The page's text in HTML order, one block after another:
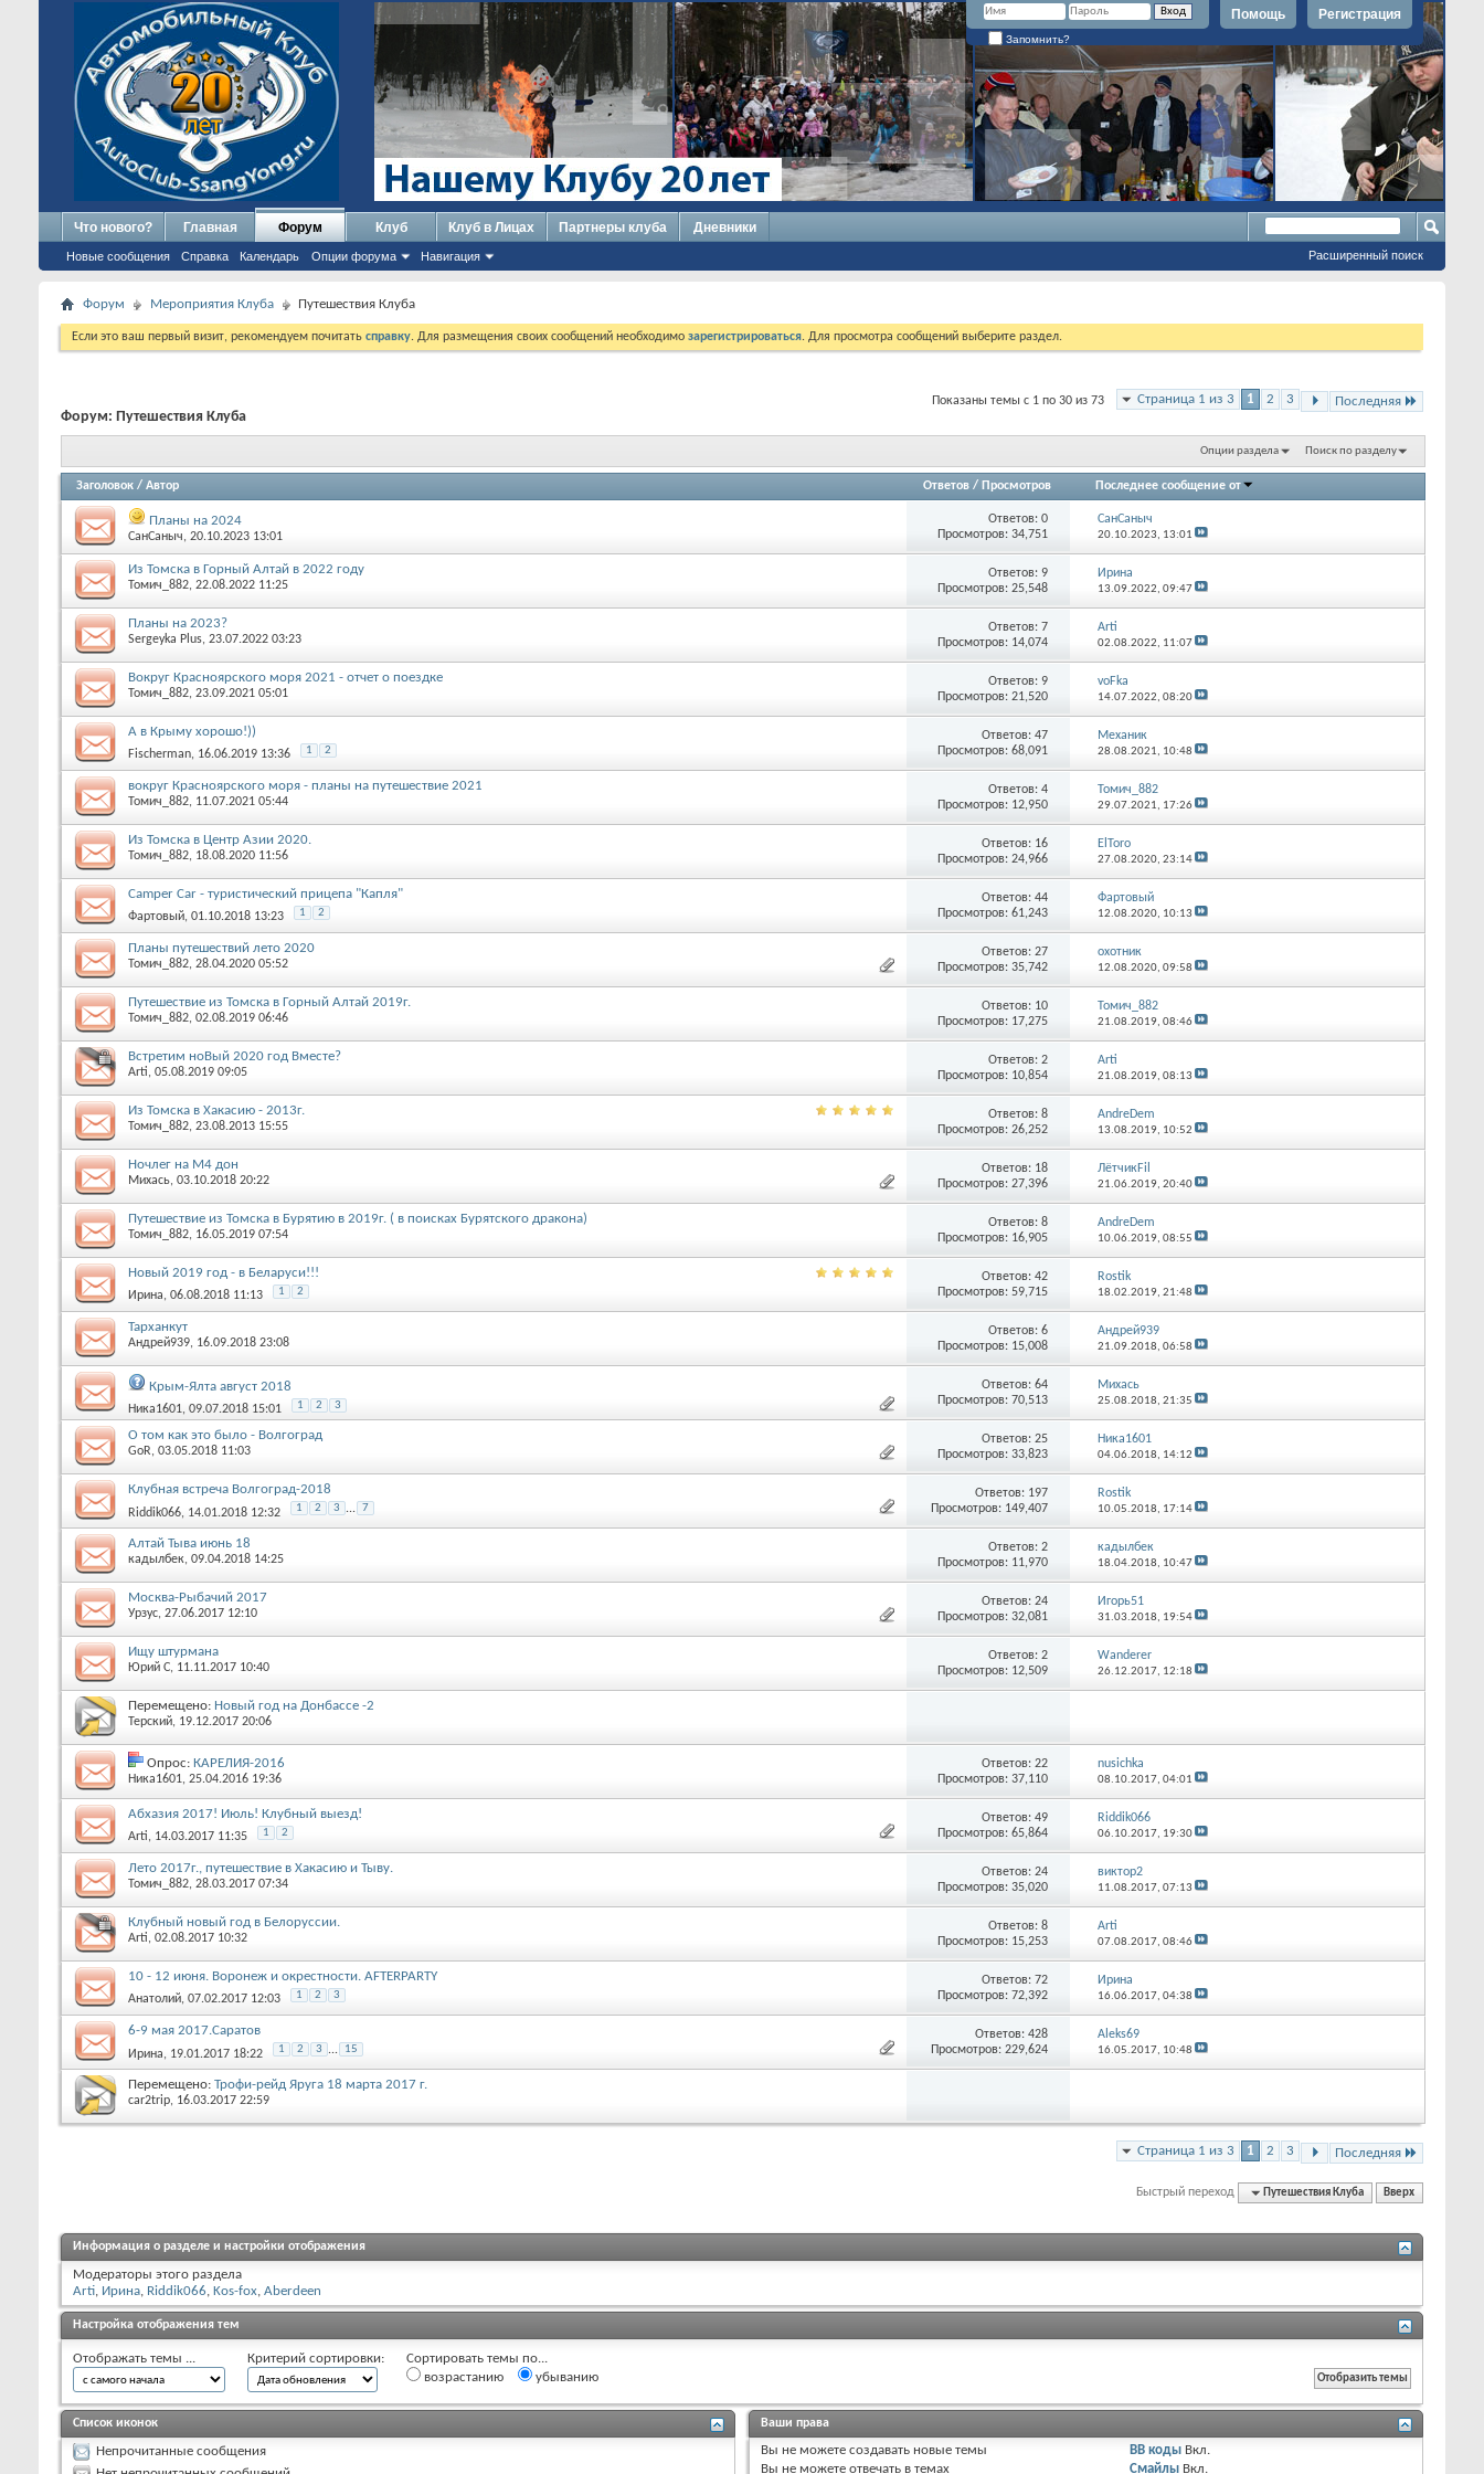
Регистрация
Помощь
Запомнить?
Что нового? Главная Форум
Новые сообщения Справка Календарь Опции форума Навигация
Клуб Клуб в Лицах Партнеры клуба Дневники
Расширенный поиск
Форум Мероприятия Клуба Путешествия Клуба
Если это ваш первый визит, рекомендуем почитать справку. Для размещения своих сообщений необходимо зарегистрироваться. Для просмотра сообщений выберите раздел.
Страница 1 из 3 1 2 3 Последняя
Показаны темы с 1 по 30 из 73
Форум: Путешествия Клуба
Опции раздела Поиск по разделу
Заголовок / Автор Ответов / Просмотров Последнее сообщение от
Планы на 2024
СанСаныч, 20.10.2023 13:01
Ответов:0
Просмотров: 34,751
СанСаныч
20.10.2023, 13:01
Из Томска в Горный Алтай в 2022 году
Томич_882, 22.08.2022 11:25
Ответов:9
Просмотров: 25,548
Ирина
13.09.2022, 09:47
Планы на 2023?
Sergeyka Plus, 23.07.2022 03:23
Ответов:7
Просмотров: 14,074
Arti
02.08.2022, 11:07
Вокруг Красноярского моря 2021 - отчет о поездке
Томич_882, 23.09.2021 05:01
Ответов:9
Просмотров: 21,520
voFka
14.07.2022, 08:20
А в Крыму хорошо!))
Fischerman, 16.06.2019 13:36 1 2
Ответов:47
Просмотров: 68,091
Механик
28.08.2021, 10:48
вокруг Красноярского моря - планы на путешествие 2021
Томич_882, 11.07.2021 05:44
Ответов:4
Просмотров: 12,950
Томич_882
29.07.2021, 17:26
Из Томска в Центр Азии 2020.
Томич_882, 18.08.2020 11:56
Ответов: 16
Просмотров: 24,966
ElToro
27.08.2020, 23:14
Camper Car - туристический прицепа "Капля"
Фартовый, 01.10.2018 13:23 1 2
Ответов:44
Просмотров: 61,243
Фартовый
12.08.2020, 10:13
Планы путешествий лето 2020
Томич_882, 28.04.2020 05:52
Ответов:27
Просмотров: 35,742
охотник
12.08.2020, 09:58
Путешествие из Томска в Горный Алтай 2019г.
Томич_882, 02.08.2019 06:46
Ответов: 10
Просмотров: 17,275
Томич_882
21.08.2019, 08:46
Встретим ноВый 2020 год Вместе?
Arti, 05.08.2019 09:05
Ответов:2
Просмотров: 10,854
Arti
21.08.2019, 08:13
Из Томска в Хакасию - 2013г.
Томич_882, 23.08.2013 15:55
Ответов:8
Просмотров: 26,252
AndreDem
13.08.2019, 10:52
Ночлег на М4 дон
Михась, 03.10.2018 20:22
Ответов: 18
Просмотров: 27,396
ЛётчикFil
21.06.2019, 20:40
Путешествие из Томска в Бурятию в 2019г. ( в поисках Бурятского дракона)
Томич_882, 16.05.2019 07:54
Ответов:8
Просмотров: 16,905
AndreDem
10.06.2019, 08:55
Новый 2019 год - в Беларуси!!!
Ирина, 06.08.2018 11:13 1 2
Ответов:42
Просмотров: 59,715
Rostik
18.02.2019, 21:48
Тарханкут
Андрей939, 16.09.2018 23:08
Ответов:6
Просмотров: 15,008
Андрей939
21.09.2018, 06:58
Крым-Ялта август 2018
Ника1601, 09.07.2018 15:01 1 2 3
Ответов:64
Просмотров: 70,513
Михась
25.08.2018, 21:35
О том как это было - Волгоград
GoR, 03.05.2018 11:03
Ответов:25
Просмотров: 33,823
Ника1601
04.06.2018, 14:12
Клубная встреча Волгоград-2018
Riddik066, 14.01.2018 12:32 1 2 3 ... 7
Ответов: 197
Просмотров: 149,407
Rostik
10.05.2018, 17:14
Алтай Тыва июнь 18
кадылбек, 09.04.2018 14:25
Ответов:2
Просмотров: 11,970
кадылбек
18.04.2018, 10:47
Москва-Рыбачий 2017
Урзус, 27.06.2017 12:10
Ответов:24
Просмотров: 32,081
Игорь51
31.03.2018, 19:54
Ищу штурмана
Юрий С, 11.11.2017 10:40
Ответов:2
Просмотров: 12,509
Wanderer
26.12.2017, 12:18
Перемещено: Новый год на Донбассе -2
Терский, 19.12.2017 20:06
Опрос: КАРЕЛИЯ-2016
Ника1601, 25.04.2016 19:36
Ответов:22
Просмотров: 37,110
nusichka
08.10.2017, 04:01
Абхазия 2017! Июль! Клубный выезд!
Arti, 14.03.2017 11:35 1 2
Ответов:49
Просмотров: 65,864
Riddik066
06.10.2017, 19:30
Лето 2017г., путешествие в Хакасию и Тыву.
Томич_882, 28.03.2017 07:34
Ответов:24
Просмотров: 35,020
виктор2
11.08.2017, 07:13
Клубный новый год в Белоруссии.
Arti, 02.08.2017 10:32
Ответов:8
Просмотров: 15,253
Arti
07.08.2017, 08:46
10 - 12 июня. Воронеж и окрестности. AFTERPARTY
Анатолий, 07.02.2017 12:03 1 2 3
Ответов:72
Просмотров: 72,392
Ирина
16.06.2017, 04:38
6-9 мая 2017.Саратов
Ирина, 19.01.2017 18:22 1 2 3 ... 15
Ответов:428
Просмотров: 229,624
Aleks69
16.05.2017, 10:48
Перемещено: Трофи-рейд Яруга 18 марта 2017 г.
car2trip, 16.03.2017 22:59
Страница 1 из 3 1 2 3 Последняя
Быстрый переход Путешествия Клуба Вверх
Информация о разделе и настройки отображения
Модераторы этого раздела
Arti, Ирина, Riddik066, Kos-fox, Aberdeen
Настройка отображения тем
Отображать темы ... Критерий сортировки:
Сортировать темы по...
возрастанию
убыванию
Список иконок
Непрочитанные сообщения
Ваши права
Вы не можете создавать новые темы
Вы не можете отвечать в темах
BB коды Вкл.
Смайлы Вкл.